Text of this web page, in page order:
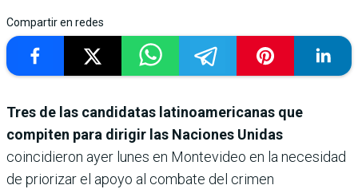
Compartir en redes
Tres de las candidatas latinoamericanas que
compiten para dirigir las Naciones Unidas
coincidieron ayer lunes en Montevideo en la necesidad
de priorizar el apoyo al combate del crimen